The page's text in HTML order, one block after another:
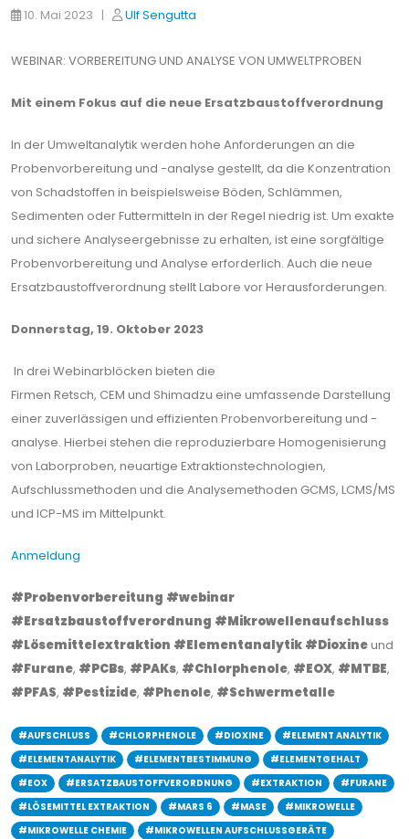
10. Mai 2023 | Ulf Sengutta
WEBINAR: VORBEREITUNG UND ANALYSE VON UMWELTPROBEN
Mit einem Fokus auf die neue Ersatzbaustoffverordnung
In der Umweltanalytik werden hohe Anforderungen an die
Probenvorbereitung und -analyse gestellt, da die Konzentration
von Schadstoffen in beispielsweise Böden, Schlämmen,
Sedimenten oder Futtermitteln in der Regel niedrig ist. Um exakte
und sichere Analyseergebnisse zu erhalten, ist eine sorgfältige
Probenvorbereitung und Analyse erforderlich. Auch die neue
Ersatzbaustoffverordnung stellt Labore vor Herausforderungen.
Donnerstag, 19. Oktober 2023
In drei Webinarblöcken bieten die
Firmen Retsch, CEM und Shimadzu eine umfassende Darstellung
einer zuverlässigen und effizienten Probenvorbereitung und -
analyse. Hierbei stehen die reproduzierbare Homogenisierung
von Laborproben, neuartige Extraktionstechnologien,
Aufschlussmethoden und die Analysemethoden GCMS, LCMS/MS
und ICP-MS im Mittelpunkt.
Anmeldung
#Probenvorbereitung #webinar
#Ersatzbaustoffverordnung #Mikrowellenaufschluss
#Lösemittelextraktion #Elementanalytik #Dioxineund
#Furane, #PCBs, #PAKs, #Chlorphenole, #EOX, #MTBE,
#PFAS, #Pestizide, #Phenole, #Schwermetalle
#AUFSCHLUSS #CHLORPHENOLE #DIOXINE
#ELEMENT ANALYTIK
#ELEMENTANALYTIK
#ELEMENTBESTIMMUNG
#ELEMENTGEHALT
#EOX
#ERSATZBAUSTOFFVERORDNUNG #EXTRAKTION
#FURANE
#LÖSEMITTEL EXTRAKTION
#MARS 6 #MASE
#MIKROWELLE
#MIKROWELLE CHEMIE
#MIKROWELLEN AUFSCHLUSSGERÄTE